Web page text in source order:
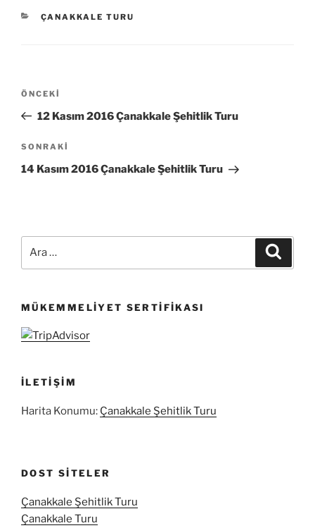
KATEGORILER
ÇANAKKALE TURU
Yazı
Önceki
Yazı
ÖNCEKI
12 Kasım 2016 Çanakkale Şehitlik Turu
Sonraki
Yazı
SONRAKI
14 Kasım 2016 Çanakkale Şehitlik Turu
MÜKEMMELIYET SERTIFIKASI
İLETIŞIM
Harita Konumu: Çanakkale Şehitlik Turu
DOST SITELER
Çanakkale Şehitlik Turu
Çanakkale Turu